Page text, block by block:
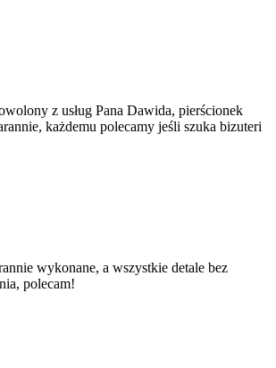
z usług Pana Dawida, pierścionek
każdemu polecamy jeśli szuka bizuteri
wykonane, a wszystkie detale bez
polecam!